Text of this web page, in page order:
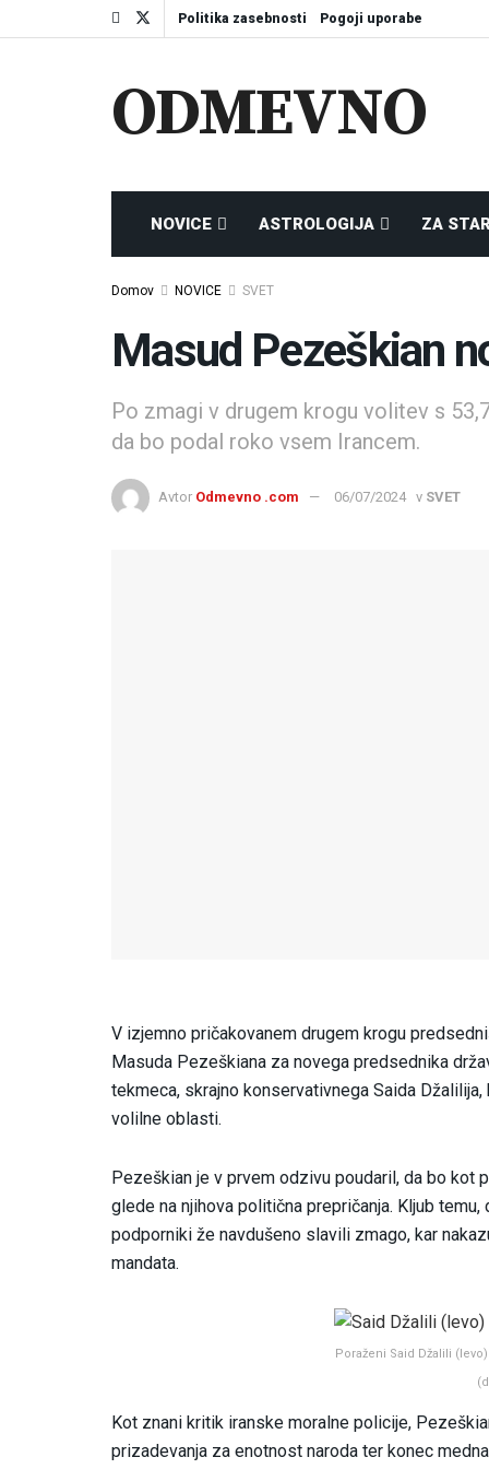
Politika zasebnosti Pogoji uporabe
ODMEVNO
NOVICE ASTROLOGIJA ZA
Domov NOVICE SVET
Masud Pezeškian
Po zmagi v drugem krogu volitev s
da bo podal roko vsem Irancem.
Avtor Odmevno .com 06/07/2024 v SVET
V izjemno pričakovanem drugem krogu
Masuda Pezeškiana za novega predsednika
tekmeca, skrajno konservativnega Saida
volilne oblasti.
Pezeškian je v prvem odzivu poudaril, da bo kot
glede na njihova politična prepričanja. Kljub
podporniki že navdušeno slavili zmago, kar
mandata.
Poraženi Said Džalili
Kot znani kritik iranske moralne policije,
prizadevanja za enotnost naroda ter konec